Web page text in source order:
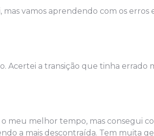
mas vamos aprendendo com os
Acertei a transição que tinha errado
meu melhor tempo, mas consegui
a mais descontraída. Tem muita